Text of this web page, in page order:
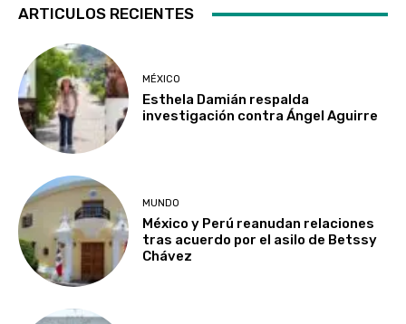
ARTICULOS RECIENTES
MÉXICO
Esthela Damián respalda
investigación contra Ángel Aguirre
MUNDO
México y Perú reanudan relaciones
tras acuerdo por el asilo de Betssy
Chávez